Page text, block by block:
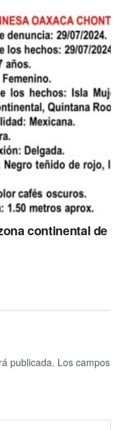
continental de
publicada. Los campos